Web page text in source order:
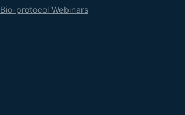
Bio-protocol Webinars